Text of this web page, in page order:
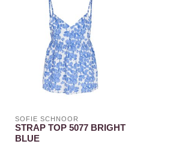
SOFIE SCHNOOR
STRAP TOP 5077 BRIGHT
BLUE